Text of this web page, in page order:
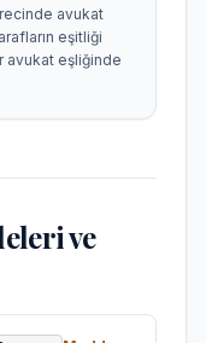
avukat
eşitliği
avukat eşliğinde
ve